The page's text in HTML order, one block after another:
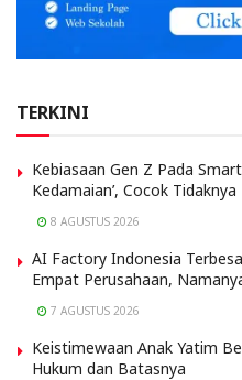
TERKINI
Kebiasaan Gen Z Pada
Kedamaian’, Cocok
8 AGUSTUS 2026
AI Factory Indonesia
Empat Perusahaan,
7 AGUSTUS 2026
Keistimewaan Anak Yatim
Hukum dan Batasnya